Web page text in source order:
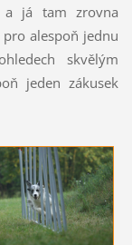
a já tam zrovna
alespoň jednu
skvělým
jeden zákusek